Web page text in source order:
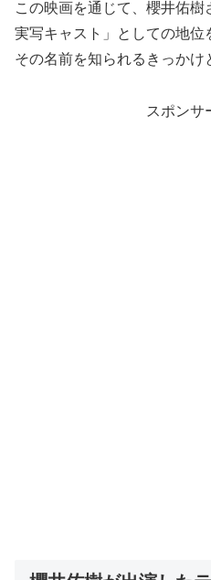
この映画を通じて、櫻井佑
実写キャスト」としての地
その名前を知られるきっかけ
スポンサ